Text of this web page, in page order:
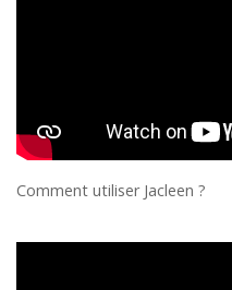
Comment utiliser Jacleen ?